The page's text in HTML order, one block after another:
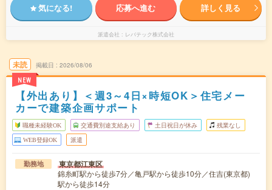
気になる! 応募へ進む 詳しく見る
派遣会社 レバテック株式会社
未読
NEW
掲載日 2026/08/06
【外出あり】＜週3～4日×時短OK＞住宅メー
カーで建築企画サポート
職種未経験OK 交通費別途支給あり 土日祝日が休み 残業なし
WEB登録OK 派遣
勤務地 東京都江東区
錦糸町駅から徒歩7分／亀戸駅から徒歩10分／住吉(東京都)
駅から徒歩14分